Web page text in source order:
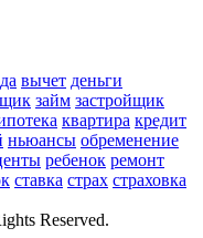
вычет деньги
займ застройщик
квартира кредит
ньюансы обременение
ребенок ремонт
ставка страх страховка
Reserved.